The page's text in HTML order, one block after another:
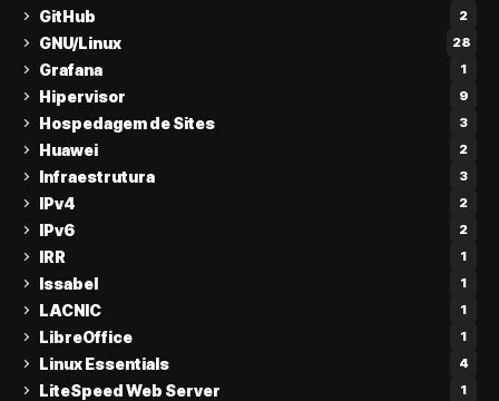
GitHub 2
GNU/Linux 28
Grafana 1
Hipervisor 9
Hospedagem de Sites 3
Huawei 2
Infraestrutura 3
IPv4 2
IPv6 2
IRR 1
Issabel 1
LACNIC 1
LibreOffice 1
Linux Essentials 4
LiteSpeed Web Server 1